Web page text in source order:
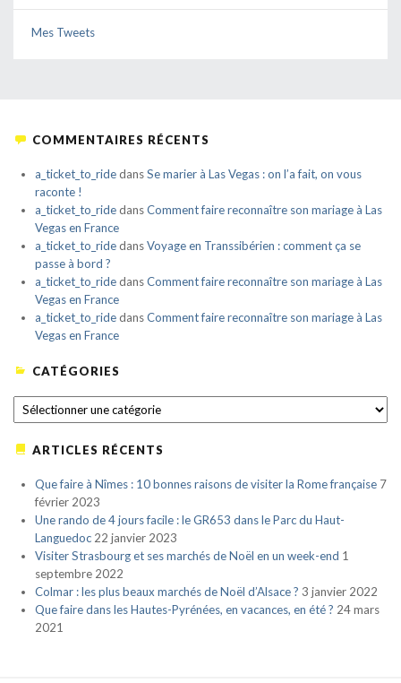
Mes Tweets
COMMENTAIRES RÉCENTS
a_ticket_to_ridedansSe marier à Las Vegas : on l’a fait, on vous
raconte !
a_ticket_to_ridedansComment faire reconnaître son mariage à Las
Vegas en France
a_ticket_to_ridedansVoyage en Transsibérien : comment ça se
passe à bord ?
a_ticket_to_ridedansComment faire reconnaître son mariage à Las
Vegas en France
a_ticket_to_ridedansComment faire reconnaître son mariage à Las
Vegas en France
CATÉGORIES
CATÉGORIES
ARTICLES RÉCENTS
Que faire à Nîmes : 10 bonnes raisons de visiter la Rome française 7
février 2023
Une rando de 4 jours facile : le GR653 dans le Parc du Haut-
Languedoc 22 janvier 2023
Visiter Strasbourg et ses marchés de Noël en un week-end 1
septembre 2022
Colmar : les plus beaux marchés de Noël d’Alsace ? 3 janvier 2022
Que faire dans les Hautes-Pyrénées, en vacances, en été ? 24 mars
2021